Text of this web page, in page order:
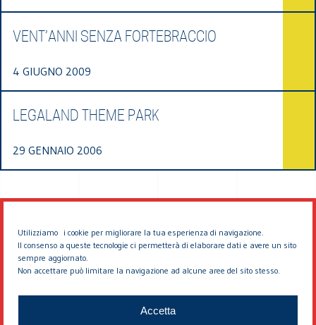
Utilizziamo i cookie per migliorare la tua esperienza di navigazione.
Il consenso a queste tecnologie ci permetterà di elaborare dati e avere un sito
sempre aggiornato.
Non accettare può limitare la navigazione ad alcune aree del sito stesso.
Accetta
VENT’ANNI SENZA FORTEBRACCIO
4 GIUGNO 2009
LEGALAND THEME PARK
29 GENNAIO 2006
© 2026 EDDYBURG